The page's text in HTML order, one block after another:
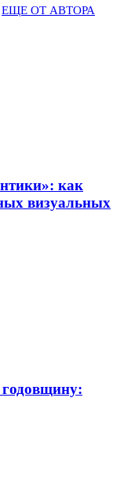
ЕЩЕ ОТ АВТОРА
как
визуальных
годовщину: